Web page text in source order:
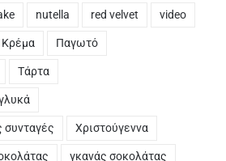
nutella red velvet video
Κρέμα Παγωτό
Τάρτα
συνταγές Χριστούγεννα
γκανάς σοκολάτας